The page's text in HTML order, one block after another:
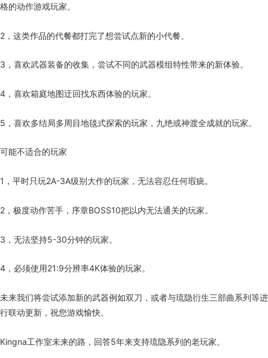
格的动作游戏玩家。
2，这类作品的代餐都打完了想尝试点新的小代餐。
3，喜欢武器装备的收集，尝试不同的武器模组特性带来的新体验。
4，喜欢箱庭地图迂回找东西体验的玩家。
5，喜欢多结局多周目地毯式探索的玩家，九绝或神渡全成就的玩家。
可能不适合的玩家
1，平时只玩2A-3A级别大作的玩家，无法容忍任何瑕疵。
2，极度动作苦手，序章BOSS10把以内无法通关的玩家。
3，无法坚持5-30分钟的玩家。
4，必须使用21:9分辨率4K体验的玩家。
未来我们将尝试添加新的武器例如双刀，或者与琉隐衍生三部曲系列等进
行联动更新，祝您游戏愉快。
Kingna工作室未来的路，回答5年来支持琉隐系列的老玩家。